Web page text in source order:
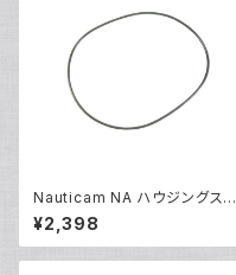
Nauticam NA ハウジングスペ
アOリング90139 [20865]
¥2,398